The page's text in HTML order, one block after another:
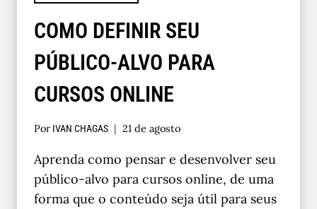
COMO DEFINIR SEU
PÚBLICO-ALVO PARA
CURSOS ONLINE
Por IVAN CHAGAS 21 de agosto
Aprenda como pensar e desenvolver seu
público-alvo para cursos online, de uma
forma que o conteúdo seja útil para seus